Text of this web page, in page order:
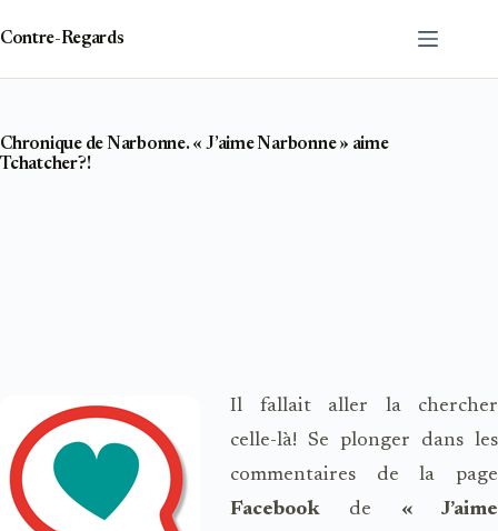
contenu
Contre-Regards
Chronique de Narbonne. « J’aime Narbonne » aime
Tchatcher?!
Il fallait aller la chercher
celle-là! Se plonger dans les
commentaires de la page
Facebook de « J’aime